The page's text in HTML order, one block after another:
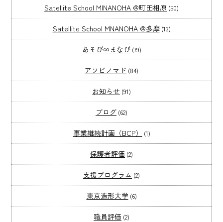
Satellite School MINANOHA @町田相原 (50)
Satellite School MNANOHA @多摩(13)
あそび∞まなび(79)
アソビノマド (84)
お知らせ (91)
ブログ (62)
事業継続計画（BCP） (1)
保護者評価 (2)
支援プログラム (2)
東京造形大学 (6)
職員評価 (2)